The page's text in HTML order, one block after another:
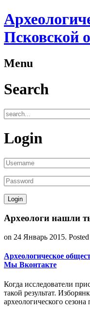
Псковской
Menu
Search
Login
Археологи нашли
on 24 Январь 2015.
Археологическое
Мы Вконтакте
Когда исследователи
такой результат.
археологического